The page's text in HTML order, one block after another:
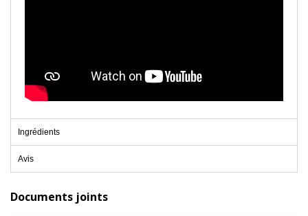
Ingrédients
Avis
Documents joints